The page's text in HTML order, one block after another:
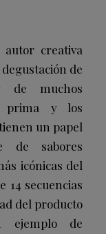
creativa
de
de muchos
prima y los
un papel
de sabores
icónicas del
14 secuencias
del producto
ejemplo de